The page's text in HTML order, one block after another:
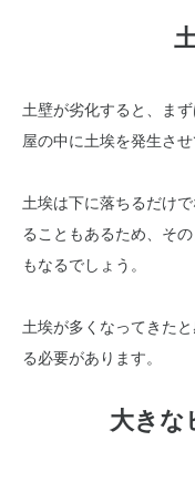
土壁が劣化すると、ま
屋の中に土埃を発生させ
土埃は下に落ちるだけ
ることもあるため、そ
もなるでしょう。
土埃が多くなってきた
る必要があります。
大きな